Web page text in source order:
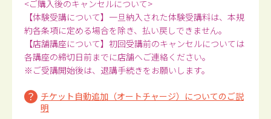
<ご購入後のキャンセルについて>
【体験受講について】一旦納入された体験受講料は、本規
約各条項に定める場合を除き、払い戻しできません。
【店舗講座について】初回受講前のキャンセルについては
各講座の締切日前までに店舗へご連絡ください。
※ご受講開始後は、退講手続きをお願いします。
チケット自動追加（オートチャージ）についてのご説
明